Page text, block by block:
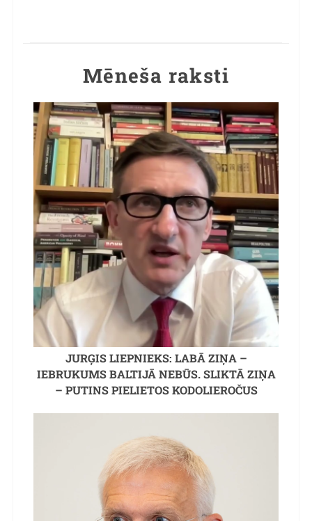
Mēneša raksti
JURĢIS LIEPNIEKS: LABĀ ZIŅA –
IEBRUKUMS BALTIJĀ NEBŪS. SLIKTĀ ZIŅA
– PUTINS PIELIETOS KODOLIEROČUS